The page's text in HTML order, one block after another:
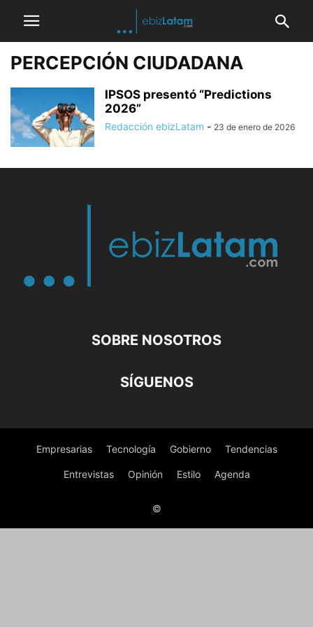
PERCEPCIÓN CIUDADANA
IPSOS presentó “Predictions
2026”
Redacción ebizLatam - 23 de enero de 2026
SOBRE NOSOTROS
SÍGUENOS
Empresarias Tecnología Gobierno Tendencias
Entrevistas Opinión Estilo Agenda
©